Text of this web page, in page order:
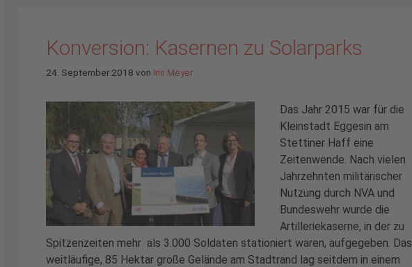
Konversion: Kasernen zu Solarparks
24. September 2018 von Iris Meyer
Das Jahr 2015 war für die
Kleinstadt Eggesin am
Stettiner Haff eine
Zeitenwende. Nach vielen
Jahrzehnten militärischer
Nutzung durch NVA und
Bundeswehr wurde die
Artilleriekaserne, in der zu
Spitzenzeiten mehr als 3.000 Soldaten stationiert waren, aufgegeben. Das
weitläufige, 85 Hektar große Gelände am Stadtrand lag seitdem in einem